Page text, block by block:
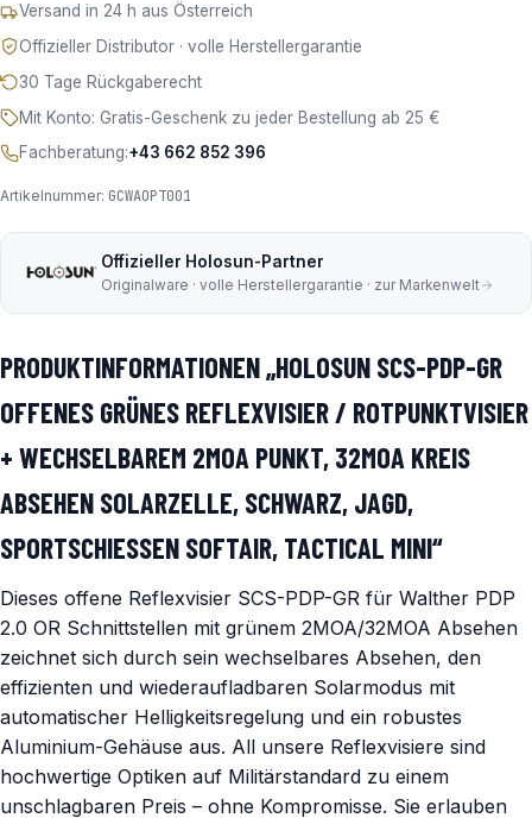
Versand in 24 h aus Österreich
Offizieller Distributor · volle Herstellergarantie
30 Tage Rückgaberecht
Mit Konto: Gratis-Geschenk zu jeder Bestellung ab 25 €
Fachberatung:+43 662 852 396
Artikelnummer: GCWAOPT001
Offizieller Holosun-Partner
Originalware · volle Herstellergarantie · zur Markenwelt
PRODUKTINFORMATIONEN „HOLOSUN SCS-PDP-GR
OFFENES GRÜNES REFLEXVISIER / ROTPUNKTVISIER
+ WECHSELBAREM 2MOA PUNKT, 32MOA KREIS
ABSEHEN SOLARZELLE, SCHWARZ, JAGD,
SPORTSCHIESSEN SOFTAIR, TACTICAL MINI“
Dieses offene Reflexvisier SCS-PDP-GR für Walther PDP
2.0 OR Schnittstellen mit grünem 2MOA/32MOA Absehen
zeichnet sich durch sein wechselbares Absehen, den
effizienten und wiederaufladbaren Solarmodus mit
automatischer Helligkeitsregelung und ein robustes
Aluminium-Gehäuse aus. All unsere Reflexvisiere sind
hochwertige Optiken auf Militärstandard zu einem
unschlagbaren Preis – ohne Kompromisse. Sie erlauben